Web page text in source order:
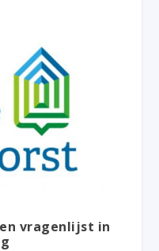
vragenlijst in